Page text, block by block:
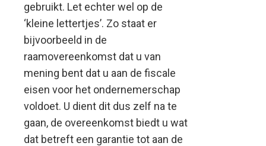
gebruikt. Let echter wel op de
‘kleine lettertjes’. Zo staat er
bijvoorbeeld in de
raamovereenkomst dat u van
mening bent dat u aan de fiscale
eisen voor het ondernemerschap
voldoet. U dient dit dus zelf na te
gaan, de overeenkomst biedt u wat
dat betreft een garantie tot aan de